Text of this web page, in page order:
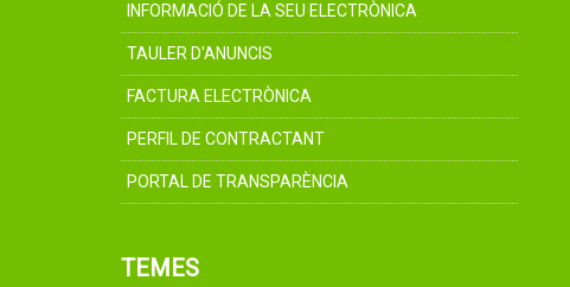
INFORMACIÓ DE LA SEU ELECTRÒNICA
TAULER D'ANUNCIS
FACTURA ELECTRÒNICA
PERFIL DE CONTRACTANT
PORTAL DE TRANSPARÈNCIA
TEMES